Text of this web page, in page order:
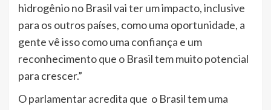
hidrogênio no Brasil vai ter um impacto, inclusive
para os outros países, como uma oportunidade, a
gente vê isso como uma confiança e um
reconhecimento que o Brasil tem muito potencial
para crescer.”
O parlamentar acredita que o Brasil tem uma